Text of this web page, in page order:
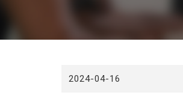
2024-04-16